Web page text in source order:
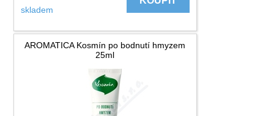
skladem
AROMATICA Kosmín po bodnutí hmyzem
25ml